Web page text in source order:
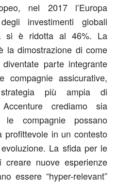
nel 2017 l’Europa
investimenti globali
si è ridotta al 46%. La
la dimostrazione di come
parte integrante
compagnie assicurative,
più ampia di
crediamo sia
le compagnie possano
profittevole in un contesto
La sfida per le
nuove esperienze
essere “hyper-relevant”